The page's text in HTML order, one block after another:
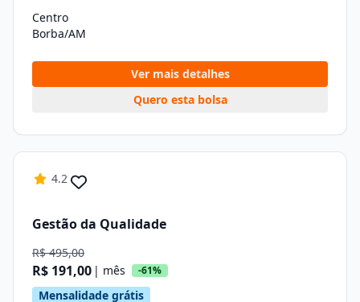
Centro
Borba/AM
Ver mais detalhes
Quero esta bolsa
4.2
Gestão da Qualidade
R$ 495,00
R$ 191,00 | mês -61%
Mensalidade grátis